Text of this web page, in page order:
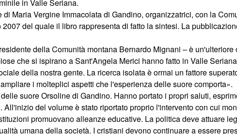
in Valle Seriana.
Maria Vergine Immacolata di Gandino, organizzatrici, con la
del quale il libro rappresenta di fatto la sintesi. La
della Comunità montana Bernardo Mignani – è un'ulteriore
che si ispirano a Sant'Angela Merici hanno fatto in Valle
della nostra gente. La ricerca isolata è ormai un fattore
i molteplici aspetti che l'esperienza delle suore comporta».
suore Orsoline di Gandino. Hanno portato i propri saluti,
del volume è stato riportato proprio l'intervento con cui
promuovano alleanze educative. La politica deve attuare
umana della società. I cristiani devono continuare a essere